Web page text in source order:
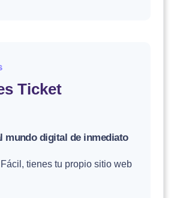
Ticket
mundo digital de inmediato
tienes tu propio sitio web